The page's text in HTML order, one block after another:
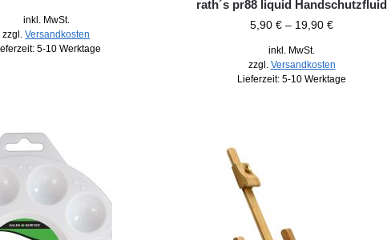
inkl. MwSt.
zzgl.Versandkosten
5-10 Werktage
rath´s pr88 liquid Handschutzfluid
5,90 € – 19,90 €
inkl. MwSt.
zzgl. Versandkosten
Lieferzeit: 5-10 Werktage